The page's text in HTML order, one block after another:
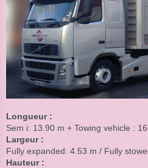
Longueur :
Sem i: 13.90 m + Towing vehicle :
Largeur :
Fully expanded: 4.53 m / Fully
Hauteur :